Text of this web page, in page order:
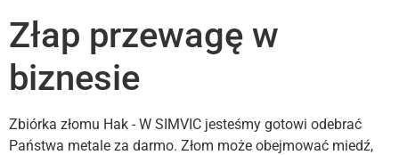
Złap przewagę w
biznesie
Zbiórka złomu Hak - W SIMVIC jesteśmy gotowi odebrać
Państwa metale za darmo. Złom może obejmować miedź,